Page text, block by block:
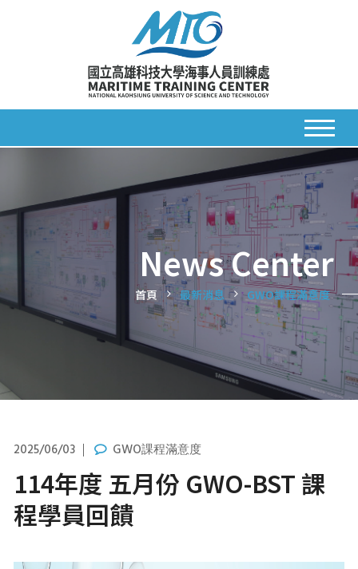
News Center
首頁 最新消息 GWO課程滿意度
2025/06/03 GWO課程滿意度
114年度 五月份 GWO-BST 課
程學員回饋